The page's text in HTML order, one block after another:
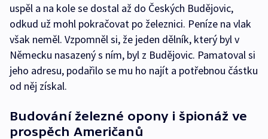
uspěl a na kole se dostal až do Českých Budějovic,
odkud už mohl pokračovat po železnici. Peníze na vlak
však neměl. Vzpomněl si, že jeden dělník, který byl v
Německu nasazený s ním, byl z Budějovic. Pamatoval si
jeho adresu, podařilo se mu ho najít a potřebnou částku
od něj získal.
Budování železné opony i špionáž ve
prospěch Američanů